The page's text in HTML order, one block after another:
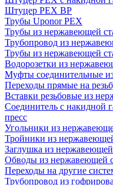
Штуцер PEX ВР
Трубы Uponor PEX
Трубы из нержавеющей
Трубопровод из
Трубы из нержавеющей
Водорозетки из
Муфты соединительные
Переходы прямые на
Вставки резьбовые из
Соединитель с накидной
пресс
Угольники из
Тройники из
Заглушка из
Обводы из нержавеющей
Переходы на другие
Трубопровод из